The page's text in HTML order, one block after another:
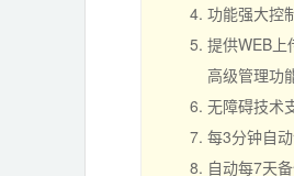
功能强大控
提供WEB上
高级管理功
无障碍技术
每3分钟自
自动每7天